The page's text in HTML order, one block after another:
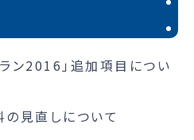
ン2016」追加項目につい
見直しについて